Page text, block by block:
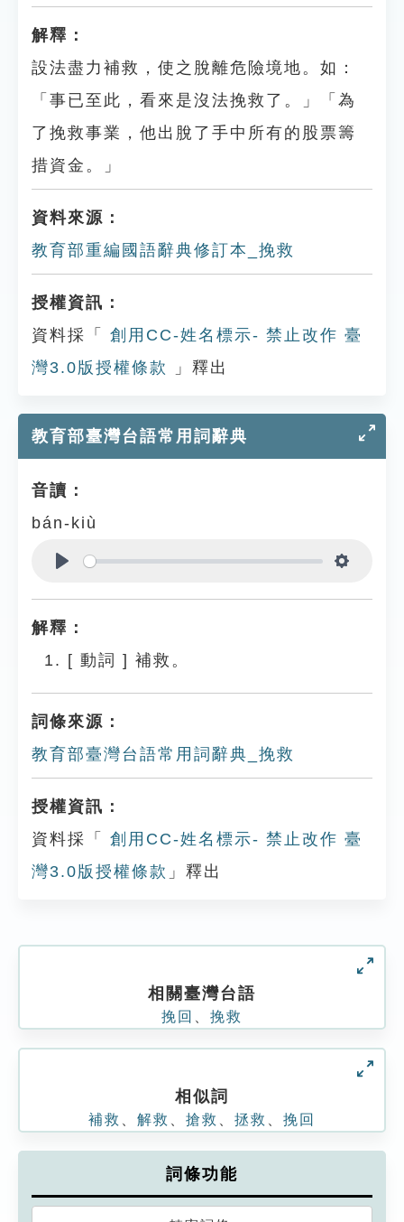
解釋：
設法盡力補救，使之脫離危險境地。如：
「事已至此，看來是沒法挽救了。」「為
了挽救事業，他出脫了手中所有的股票籌
措資金。」
資料來源：
教育部重編國語辭典修訂本_挽救
授權資訊：
資料採「
創用CC-姓名標示- 禁止改作 臺
灣3.0版授權條款
」釋出
教育部臺灣台語常用詞辭典
音讀：
bán-kiù
解釋：
[ 動詞 ] 補救。
詞條來源：
教育部臺灣台語常用詞辭典_挽救
授權資訊：
資料採「
創用CC-姓名標示- 禁止改作 臺
灣3.0版授權條款 」釋出
相關臺灣台語
挽回 挽救
相似詞
補救 解救 搶救 拯救 挽回
詞條功能